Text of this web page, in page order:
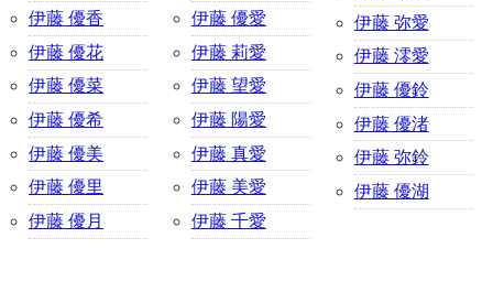
伊藤 優香
伊藤 優花
伊藤 優菜
伊藤 優希
伊藤 優美
伊藤 優里
伊藤 優月
伊藤 優愛
伊藤 莉愛
伊藤 望愛
伊藤 陽愛
伊藤 真愛
伊藤 美愛
伊藤 千愛
伊藤 弥愛
伊藤 澪愛
伊藤 優鈴
伊藤 優渚
伊藤 弥鈴
伊藤 優湖